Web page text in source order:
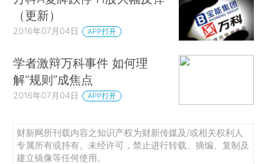
（更新）
2016年07月04日 APP打开
学者激辩万科事件 如何理
解“规则”成焦点
2016年07月04日 APP打开
财新网所刊载内容之知识产权为财新传媒及/或相关权利人
专属所有或持有。未经许可，禁止进行转载、摘编、复制及
建立镜像等任何使用。